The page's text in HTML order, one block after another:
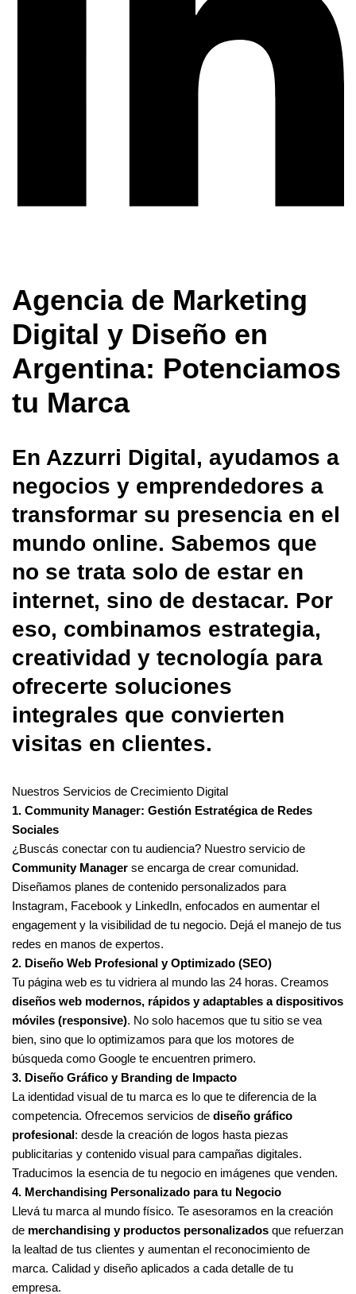
Agencia de Marketing
Digital y Diseño en
Argentina: Potenciamos
tu Marca
En Azzurri Digital, ayudamos a
negocios y emprendedores a
transformar su presencia en el
mundo online. Sabemos que
no se trata solo de estar en
internet, sino de destacar. Por
eso, combinamos estrategia,
creatividad y tecnología para
ofrecerte soluciones
integrales que convierten
visitas en clientes.
Nuestros Servicios de Crecimiento Digital
1. Community Manager: Gestión Estratégica de Redes
Sociales
¿Buscás conectar con tu audiencia? Nuestro servicio de
Community Manager se encarga de crear comunidad.
Diseñamos planes de contenido personalizados para
Instagram, Facebook y LinkedIn, enfocados en aumentar el
engagement y la visibilidad de tu negocio. Dejá el manejo de tus
redes en manos de expertos.
2. Diseño Web Profesional y Optimizado (SEO)
Tu página web es tu vidriera al mundo las 24 horas. Creamos
diseños web modernos, rápidos y adaptables a dispositivos
móviles (responsive). No solo hacemos que tu sitio se vea
bien, sino que lo optimizamos para que los motores de
búsqueda como Google te encuentren primero.
3. Diseño Gráfico y Branding de Impacto
La identidad visual de tu marca es lo que te diferencia de la
competencia. Ofrecemos servicios de diseño gráfico
profesional: desde la creación de logos hasta piezas
publicitarias y contenido visual para campañas digitales.
Traducimos la esencia de tu negocio en imágenes que venden.
4. Merchandising Personalizado para tu Negocio
Llevá tu marca al mundo físico. Te asesoramos en la creación
de merchandising y productos personalizados que refuerzan
la lealtad de tus clientes y aumentan el reconocimiento de
marca. Calidad y diseño aplicados a cada detalle de tu
empresa.